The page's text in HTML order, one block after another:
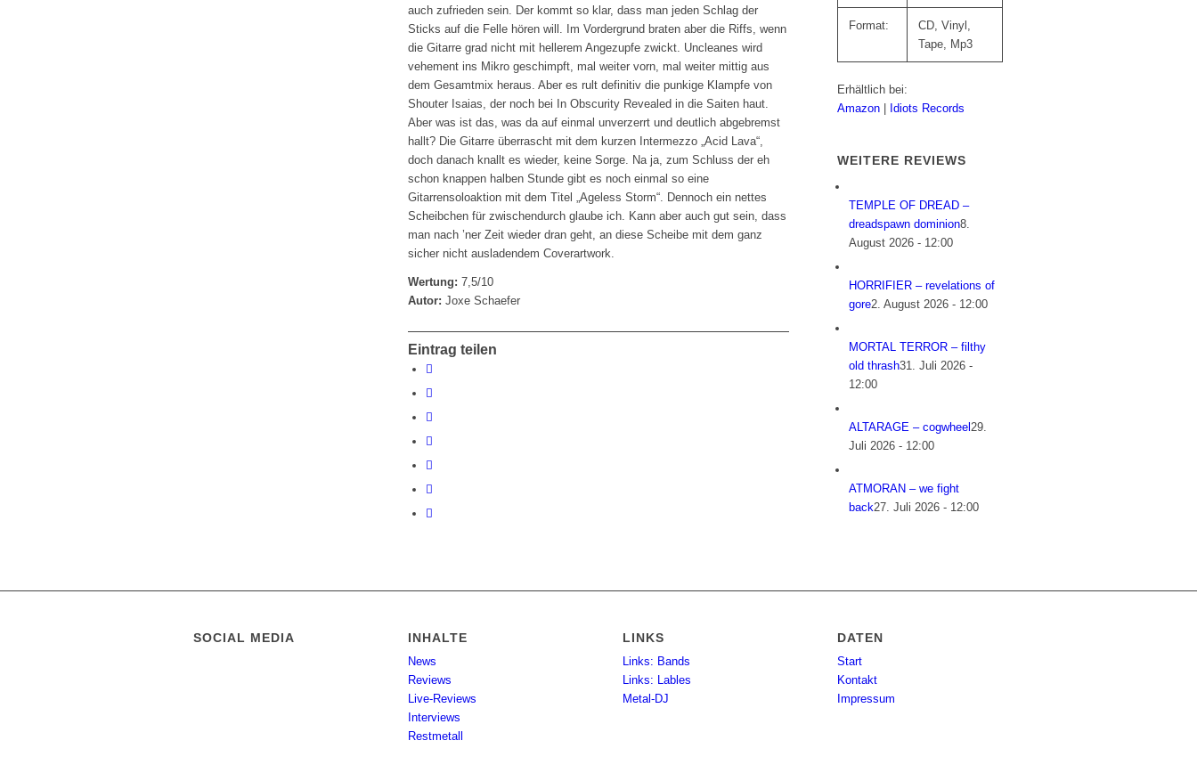
auch zufrieden sein. Der kommt so klar, dass man jeden Schlag der
Sticks auf die Felle hören will. Im Vordergrund braten aber die Riffs, wenn
die Gitarre grad nicht mit hellerem Angezupfe zwickt. Uncleanes wird
vehement ins Mikro geschimpft, mal weiter vorn, mal weiter mittig aus
dem Gesamtmix heraus. Aber es rult definitiv die punkige Klampfe von
Shouter Isaias, der noch bei In Obscurity Revealed in die Saiten haut.
Aber was ist das, was da auf einmal unverzerrt und deutlich abgebremst
hallt? Die Gitarre überrascht mit dem kurzen Intermezzo „Acid Lava“,
doch danach knallt es wieder, keine Sorge. Na ja, zum Schluss der eh
schon knappen halben Stunde gibt es noch einmal so eine
Gitarrensoloaktion mit dem Titel „Ageless Storm“. Dennoch ein nettes
Scheibchen für zwischendurch glaube ich. Kann aber auch gut sein, dass
man nach ’ner Zeit wieder dran geht, an diese Scheibe mit dem ganz
sicher nicht ausladendem Coverartwork.
Wertung: 7,5/10
Autor: Joxe Schaefer
Eintrag teilen
Format:
CD, Vinyl,
Tape, Mp3
Erhältlich bei:
Amazon
Idiots Records
WEITERE REVIEWS
TEMPLE OF DREAD –
dreadspawn dominion8.
August 2026 - 12:00
HORRIFIER – revelations of
gore2. August 2026 - 12:00
MORTAL TERROR – filthy
old thrash31. Juli 2026 -
12:00
ALTARAGE – cogwheel29.
Juli 2026 - 12:00
ATMORAN – we fight
back27. Juli 2026 - 12:00
SOCIAL MEDIA INHALTE
News
Reviews
Live-Reviews
Interviews
Restmetall
LINKS
Links: Bands
Links: Lables
Metal-DJ
DATEN
Start
Kontakt
Impressum